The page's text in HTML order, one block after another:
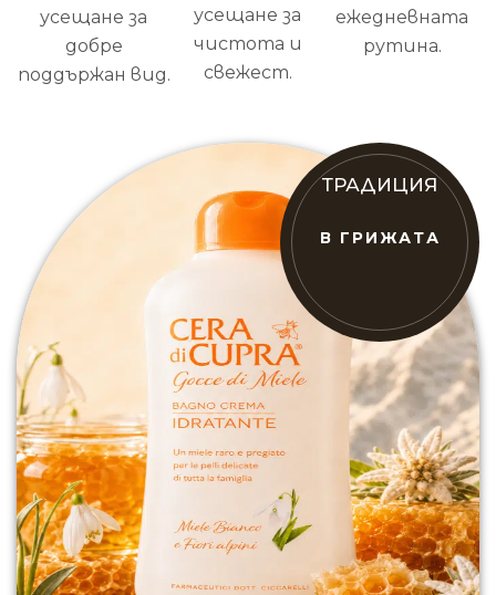
усещане за
добре
поддържан вид.
усещане за
чистота и
свежест.
ежедневната
рутина.
ТРАДИЦИЯ
В ГРИЖАТА